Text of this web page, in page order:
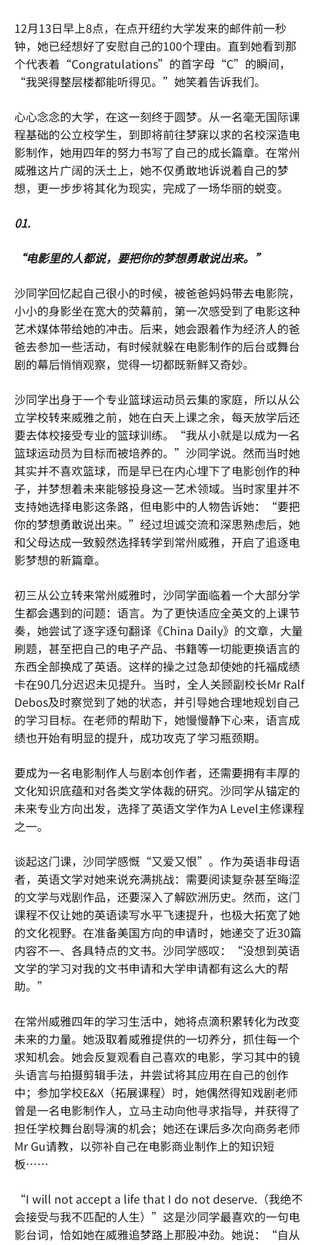
12月13日早上8点，在点开纽约大学发来的邮件前一秒
钟，她已经想好了安慰自己的100个理由。直到她看到那
个代表着“Congratulations”的首字母“C”的瞬间，
“我哭得整层楼都能听得见。”她笑着告诉我们。
心心念念的大学，在这一刻终于圆梦。从一名毫无国际课
程基础的公立校学生，到即将前往梦寐以求的名校深造电
影制作，她用四年的努力书写了自己的成长篇章。在常州
威雅这片广阔的沃土上，她不仅勇敢地诉说着自己的梦
想，更一步步将其化为现实，完成了一场华丽的蜕变。
01.
“电影里的人都说，要把你的梦想勇敢说出来。”
沙同学回忆起自己很小的时候，被爸爸妈妈带去电影院，
小小的身影坐在宽大的荧幕前，第一次感受到了电影这种
艺术媒体带给她的冲击。后来，她会跟着作为经济人的爸
爸去参加一些活动，有时候就躲在电影制作的后台或舞台
剧的幕后悄悄观察，觉得一切都既新鲜又奇妙。
沙同学出身于一个专业篮球运动员云集的家庭，所以从公
立学校转来威雅之前，她在白天上课之余，每天放学后还
要去体校接受专业的篮球训练。“我从小就是以成为一名
篮球运动员为目标而被培养的。”沙同学说。然而当时她
其实并不喜欢篮球，而是早已在内心埋下了电影创作的种
子，并梦想着未来能够投身这一艺术领域。当时家里并不
支持她选择电影这条路，但电影中的人物告诉她：“要把
你的梦想勇敢说出来。”经过坦诚交流和深思熟虑后，她
和父母达成一致毅然选择转学到常州威雅，开启了追逐电
影梦想的新篇章。
初三从公立转来常州威雅时，沙同学面临着一个大部分学
生都会遇到的问题：语言。为了更快适应全英文的上课节
奏，她尝试了逐字逐句翻译《China Daily》的文章，大量
刷题，甚至把自己的电子产品、书籍等一切能更换语言的
东西全部换成了英语。这样的操之过急却使她的托福成绩
卡在90几分迟迟未见提升。当时，全人关顾副校长Mr Ralf
Debos及时察觉到了她的状态，并引导她合理地规划自己
的学习目标。在老师的帮助下，她慢慢静下心来，语言成
绩也开始有明显的提升，成功攻克了学习瓶颈期。
要成为一名电影制作人与剧本创作者，还需要拥有丰厚的
文化知识底蕴和对各类文学体裁的研究。沙同学从锚定的
未来专业方向出发，选择了英语文学作为A Level主修课程
之一。
谈起这门课，沙同学感慨“又爱又恨”。作为英语非母语
者，英语文学对她来说充满挑战：需要阅读复杂甚至晦涩
的文学与戏剧作品，还要深入了解欧洲历史。然而，这门
课程不仅让她的英语读写水平飞速提升，也极大拓宽了她
的文化视野。在准备美国方向的申请时，她递交了近30篇
内容不一、各具特点的文书。沙同学感叹：“没想到英语
文学的学习对我的文书申请和大学申请都有这么大的帮
助。”
在常州威雅四年的学习生活中，她将点滴积累转化为改变
未来的力量。她汲取着威雅提供的一切养分，抓住每一个
求知机会。她会反复观看自己喜欢的电影，学习其中的镜
头语言与拍摄剪辑手法，并尝试将其应用在自己的创作
中；参加学校E&X（拓展课程）时，她偶然得知戏剧老师
曾是一名电影制作人，立马主动向他寻求指导，并获得了
担任学校舞台剧导演的机会；她还在课后多次向商务老师
Mr Gu请教，以弥补自己在电影商业制作上的知识短
板……
“I will not accept a life that I do not deserve.（我绝不
会接受与我不匹配的人生）”这是沙同学最喜欢的一句电
影台词，恰如她在威雅追梦路上那股冲劲。她说：“自从